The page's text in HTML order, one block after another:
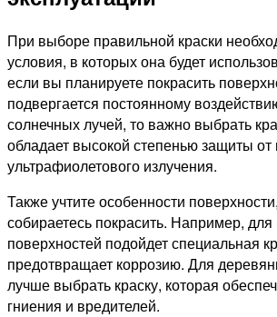
При выборе правильной краски
условия, в которых она будет
если вы планируете покрасить
подвергается постоянному
солнечных лучей, то важно выбрать
обладает высокой степенью защиты от
ультрафиолетового излучения.
Также учтите особенности
собираетесь покрасить. Например, для
поверхностей подойдет специальная
предотвращает коррозию. Для
лучше выбрать краску, которая
гниения и вредителей.